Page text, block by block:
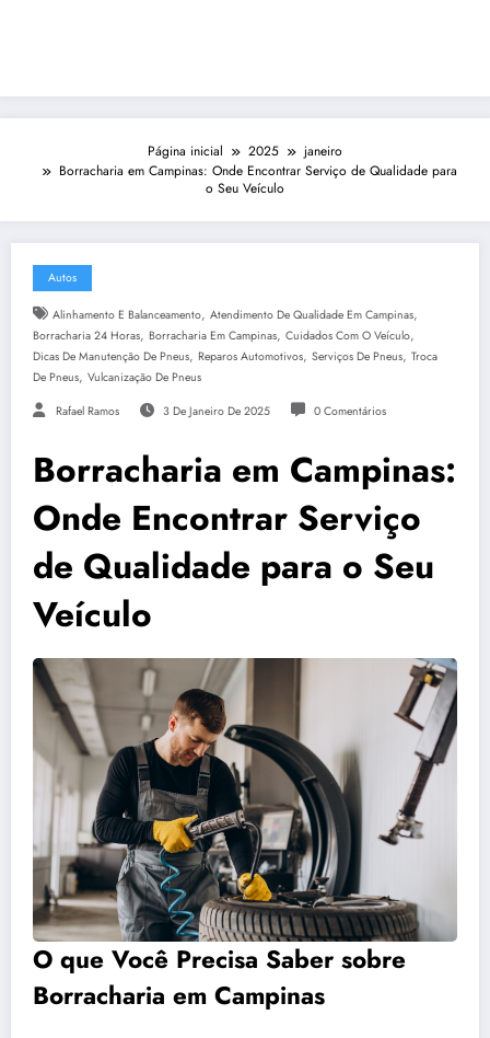
Página inicial 2025
janeiro
Borracharia em Campinas: Onde Encontrar Serviço de Qualidade para
o Seu Veículo
Autos
Alinhamento E Balanceamento, Atendimento De Qualidade Em Campinas,
Borracharia 24 Horas, Borracharia Em Campinas, Cuidados Com O Veículo,
Dicas De Manutenção De Pneus, Reparos Automotivos, Serviços De Pneus, Troca
De Pneus, Vulcanização De Pneus
Rafael Ramos 3 De Janeiro De 2025 0 Comentários
Borracharia em Campinas:
Onde Encontrar Serviço
de Qualidade para o Seu
Veículo
O que Você Precisa Saber sobre
Borracharia em Campinas